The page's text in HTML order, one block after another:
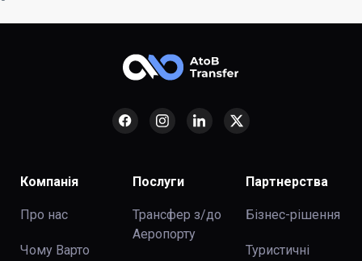
Компанія
Про нас
Чому Варто
Послуги
Трансфер з/до
Аеропорту
Партнерства
Бізнес-рішення
Туристичні